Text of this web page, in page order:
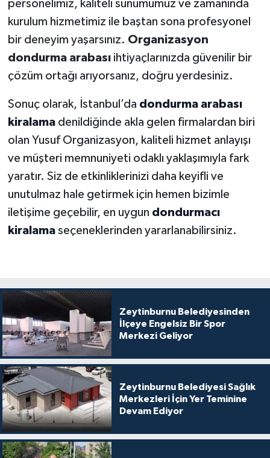
personelimiz, kaliteli sunumumuz ve zamanında
kurulum hizmetimiz ile baştan sona profesyonel
bir deneyim yaşarsınız. Organizasyon
dondurma arabasıihtiyaçlarınızda güvenilir bir
çözüm ortağı arıyorsanız, doğru yerdesiniz.
Sonuç olarak, İstanbul’da dondurma arabası
kiralamadenildiğinde akla gelen firmalardan biri
olan Yusuf Organizasyon, kaliteli hizmet anlayışı
ve müşteri memnuniyeti odaklı yaklaşımıyla fark
yaratır. Siz de etkinliklerinizi daha keyifli ve
unutulmaz hale getirmek için hemen bizimle
iletişime geçebilir, en uygun dondurmacı
kiralamaseçeneklerinden yararlanabilirsiniz.
Zeytinburnu Belediyesinden
İlçeye Engelsiz Bir Spor
Merkezi Geliyor
Zeytinburnu Belediyesi Sağlık
Merkezleri İçin Yer Teminine
Devam Ediyor